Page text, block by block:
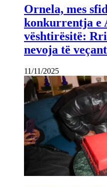
Ornela, mes
konkurrentja e
vështirësitë:
nevoja të
11/11/2025